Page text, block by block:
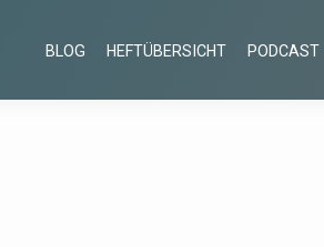
BLOG HEFTÜBERSICHT PODCAST